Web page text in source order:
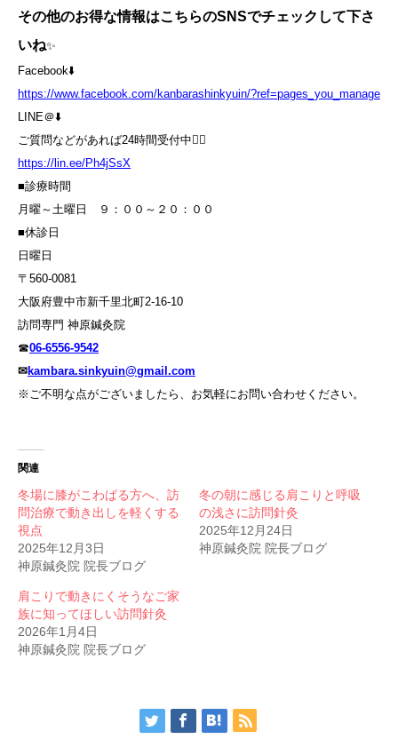
その他のお得な情報はこちらのSNSでチェックして下さ
いね✨
Facebook⬇️
https://www.facebook.com/kanbarashinkyuin/?ref=pages_you_manage
LINE＠⬇️
ご質問などがあれば24時間受付中💁‍♀️
https://lin.ee/Ph4jSsX
■診療時間
月曜～土曜日 ９：００～２０：００
■休診日
日曜日
〒560-0081
大阪府豊中市新千里北町2-16-10
訪問専門 神原鍼灸院
☎06-6556-9542
✉kambara.sinkyuin@gmail.com
※ご不明な点がございましたら、お気軽にお問い合わせください。
関連
冬場に膝がこわばる方へ、訪
問治療で動き出しを軽くする
視点
2025年12月3日
神原鍼灸院 院長ブログ
冬の朝に感じる肩こりと呼吸
の浅さに訪問針灸
2025年12月24日
神原鍼灸院 院長ブログ
肩こりで動きにくそうなご家
族に知ってほしい訪問針灸
2026年1月4日
神原鍼灸院 院長ブログ